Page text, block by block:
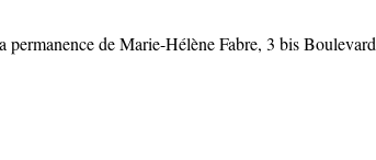
permanence de Marie-Hélène Fabre, 3 bis Boulevard